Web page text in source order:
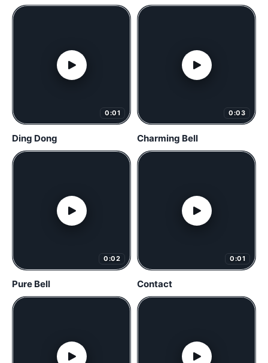
0:01
Ding Dong
0:03
Charming Bell
0:02
Pure Bell
0:01
Contact